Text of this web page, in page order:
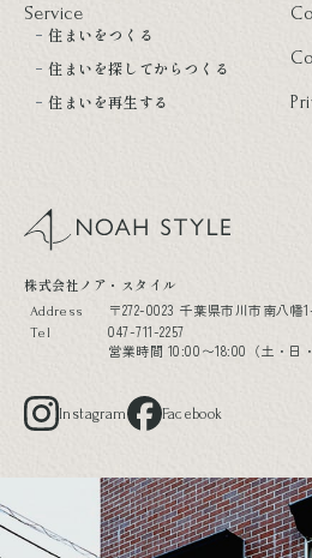
Service
住まいをつくる
住まいを探してからつくる
住まいを再生する
noah style
株式会社ノア・スタイル
Address 〒272-0023 千葉県市川市南八幡
Tel
047-711-2257
営業時間 10:00〜18:00（土・日
Instagram Facebook